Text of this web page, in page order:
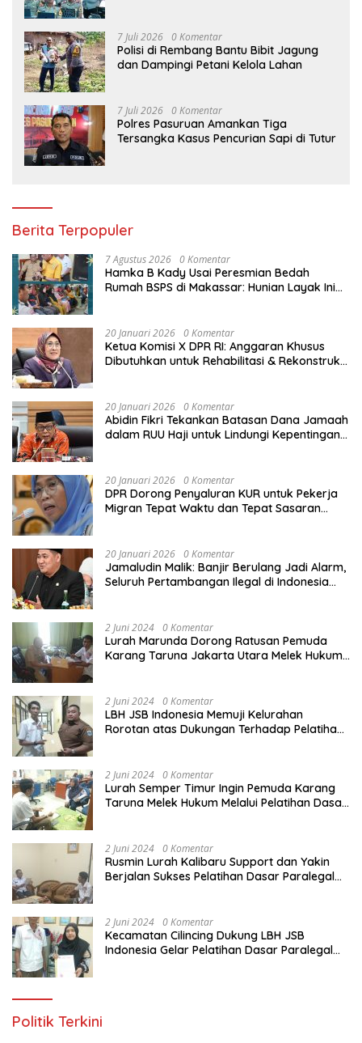
7 Juli 2026 0 Komentar
Polisi di Rembang Bantu Bibit Jagung
dan Dampingi Petani Kelola Lahan
7 Juli 2026 0 Komentar
Polres Pasuruan Amankan Tiga
Tersangka Kasus Pencurian Sapi di Tutur
Berita Terpopuler
7 Agustus 2026 0 Komentar
Hamka B Kady Usai Peresmian Bedah
Rumah BSPS di Makassar: Hunian Layak Ini
20 Januari 2026 0 Komentar
Ketua Komisi X DPR RI: Anggaran Khusus
Dibutuhkan untuk Rehabilitasi & Rekonstruksi
20 Januari 2026 0 Komentar
Abidin Fikri Tekankan Batasan Dana Jamaah
dalam RUU Haji untuk Lindungi Kepentingan
20 Januari 2026 0 Komentar
DPR Dorong Penyaluran KUR untuk Pekerja
Migran Tepat Waktu dan Tepat Sasaran
20 Januari 2026 0 Komentar
Jamaludin Malik: Banjir Berulang Jadi Alarm,
Seluruh Pertambangan Ilegal di Indonesia
2 Juni 2024 0 Komentar
Lurah Marunda Dorong Ratusan Pemuda
Karang Taruna Jakarta Utara Melek Hukum
2 Juni 2024 0 Komentar
LBH JSB Indonesia Memuji Kelurahan
Rorotan atas Dukungan Terhadap Pelatihan
2 Juni 2024 0 Komentar
Lurah Semper Timur Ingin Pemuda Karang
Taruna Melek Hukum Melalui Pelatihan Dasar
2 Juni 2024 0 Komentar
Rusmin Lurah Kalibaru Support dan Yakin
Berjalan Sukses Pelatihan Dasar Paralegal
2 Juni 2024 0 Komentar
Kecamatan Cilincing Dukung LBH JSB
Indonesia Gelar Pelatihan Dasar Paralegal
Politik Terkini